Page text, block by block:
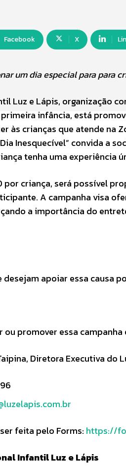
Facebook X
um dia especial para para
Luz e Lápis, organização
infância, está
às crianças que atende na
Inesquecível” convida a
tenha uma experiência
por criança, será possível
A campanha visa
a importância do
desejam apoiar essa causa
promover essa
Diretora Executiva do
feita pelo Forms: https://
Infantil Luz e Lápis